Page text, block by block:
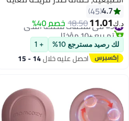
بدون درزات للأمومة
4.7
45
د.ك‏11.01
18.50خصم 40% #5 في ملحقات مضخة الثدي
تم بيع +10 مؤخرًا
#5 في ملحقات مضخة الثدي
لك رصيد مسترجع 10% + 1
احصل عليه خلال 14 - 15